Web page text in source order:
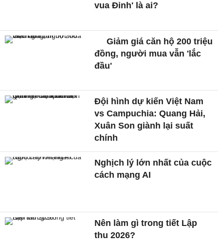
vua Đinh' là ai?
Giảm giá căn hộ 200 triệu
đồng, người mua vẫn 'lắc
đầu'
Đội hình dự kiến Việt Nam
vs Campuchia: Quang Hải,
Xuân Son giành lại suất
chính
Nghịch lý lớn nhất của cuộc
cách mạng AI
Nên làm gì trong tiết Lập
thu 2026?